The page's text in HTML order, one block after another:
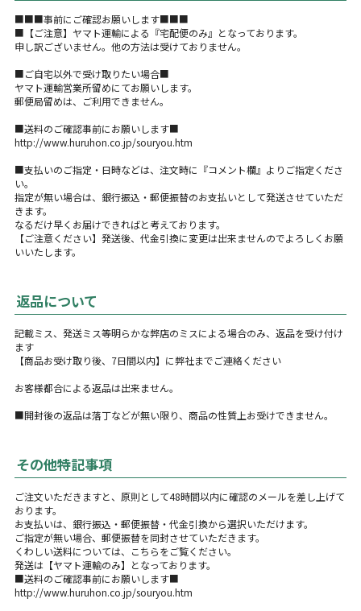
■■■事前にご確認お願いします■■■
■【ご注意】ヤマト運輸による『宅配便のみ』となっております。
申し訳ございません。他の方法は受けておりません。
■ご自宅以外で受け取りたい場合■
ヤマト運輸営業所留めにてお願いします。
郵便局留めは、ご利用できません。
■送料のご確認事前にお願いします■
http://www.huruhon.co.jp/souryou.htm
■支払いのご指定・日時などは、注文時に『コメント欄』よりご指定くださ
い。
指定が無い場合は、銀行振込・郵便振替のお支払いとして発送させていただ
きます。
なるだけ早くお届けできればと考えております。
【ご注意ください】発送後、代金引換に変更は出来ませんのでよろしくお願
いいたします。
返品について
記載ミス、発送ミス等明らかな弊店のミスによる場合のみ、返品を受け付け
ます
【商品お受け取り後、7日間以内】に弊社までご連絡ください
お客様都合による返品は出来ません。
■開封後の返品は落丁などが無い限り、商品の性質上お受けできません。
その他特記事項
ご注文いただきますと、原則として48時間以内に確認のメールを差し上げて
おります。
お支払いは、銀行振込・郵便振替・代金引換から選択いただけます。
ご指定が無い場合、郵便振替を同封させていただきます。
くわしい送料については、こちらをご覧ください。
発送は【ヤマト運輸のみ】となっております。
■送料のご確認事前にお願いします■
http://www.huruhon.co.jp/souryou.htm